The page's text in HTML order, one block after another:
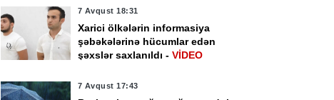
7 Avqust 18:31
Xarici ölkələrin informasiya
şəbəkələrinə hücumlar edən
şəxslər saxlanıldı - VİDEO
7 Avqust 17:43